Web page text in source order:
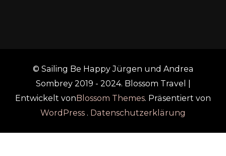
© Sailing Be Happy Jürgen und Andrea
Sombrey 2019 - 2024. Blossom Travel |
Entwickelt von Blossom Themes. Präsentiert von
WordPress . Datenschutzerklärung